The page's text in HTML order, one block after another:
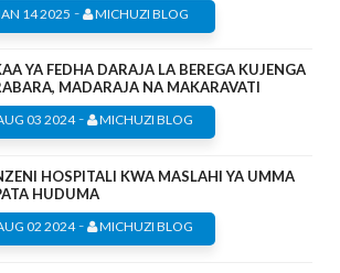
14 2025 - MICHUZI BLOG
YA FEDHA DARAJA LA BEREGA KUJENGA
MADARAJA NA MAKARAVATI
03 2024- MICHUZI BLOG
HOSPITALI KWA MASLAHI YA UMMA
HUDUMA
02 2024- MICHUZI BLOG